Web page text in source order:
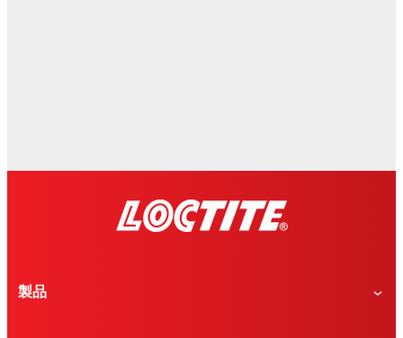
磁石がくっつく実用的なマグネットボード
製品